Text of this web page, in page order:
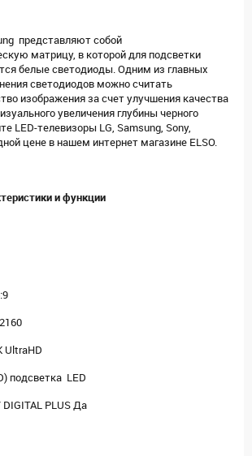
представляют собой
матрицу, в которой для подсветки
белые светодиоды. Одним из главных
светодиодов можно считать
изображения за счет улучшения качества
увеличения глубины черного
LED-телевизоры LG, Samsung, Sony,
цене в нашем интернет магазине ELSO.
и функции
UltraHD
подсветка LED
PLUS Да